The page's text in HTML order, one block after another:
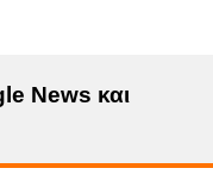
News και